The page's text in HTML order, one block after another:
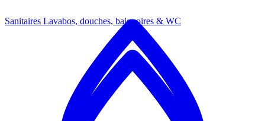
Sanitaires Lavabos, douches, baignoires & WC